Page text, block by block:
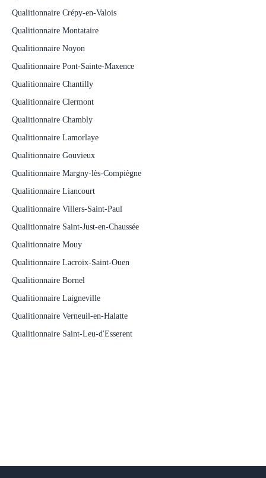
Qualitionnaire Crépy-en-Valois
Qualitionnaire Montataire
Qualitionnaire Noyon
Qualitionnaire Pont-Sainte-Maxence
Qualitionnaire Chantilly
Qualitionnaire Clermont
Qualitionnaire Chambly
Qualitionnaire Lamorlaye
Qualitionnaire Gouvieux
Qualitionnaire Margny-lès-Compiègne
Qualitionnaire Liancourt
Qualitionnaire Villers-Saint-Paul
Qualitionnaire Saint-Just-en-Chaussée
Qualitionnaire Mouy
Qualitionnaire Lacroix-Saint-Ouen
Qualitionnaire Bornel
Qualitionnaire Laigneville
Qualitionnaire Verneuil-en-Halatte
Qualitionnaire Saint-Leu-d'Esserent